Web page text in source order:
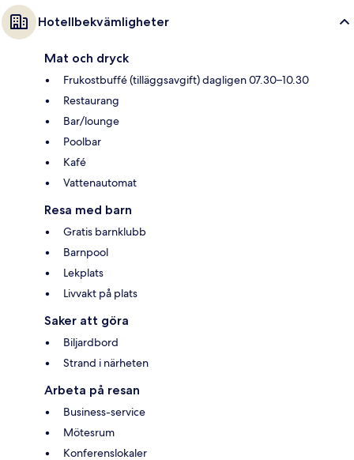
Hotellbekvämligheter
Mat och dryck
Frukostbuffé (tilläggsavgift) dagligen 07.30–10.30
Restaurang
Bar/lounge
Poolbar
Kafé
Vattenautomat
Resa med barn
Gratis barnklubb
Barnpool
Lekplats
Livvakt på plats
Saker att göra
Biljardbord
Strand i närheten
Arbeta på resan
Business-service
Mötesrum
Konferenslokaler